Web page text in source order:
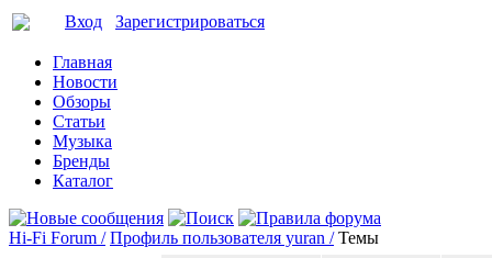
Вход Зарегистрироваться
Главная
Новости
Обзоры
Статьи
Музыка
Бренды
Каталог
Hi-Fi Forum / Профиль пользователя yuran / Темы